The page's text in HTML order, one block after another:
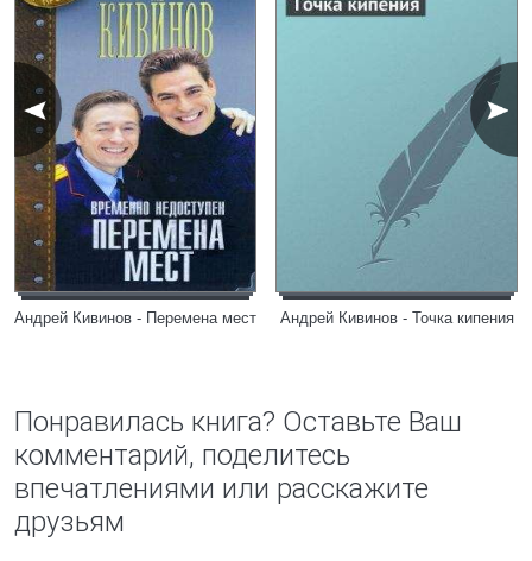
Андрей Кивинов - Перемена мест Андрей Кивинов - Точка кипения
Понравилась книга? Оставьте Ваш
комментарий, поделитесь
впечатлениями или расскажите
друзьям